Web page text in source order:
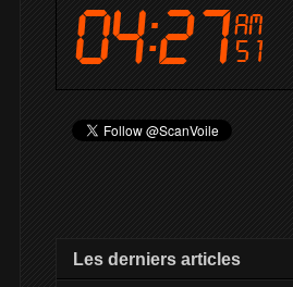
Les derniers articles